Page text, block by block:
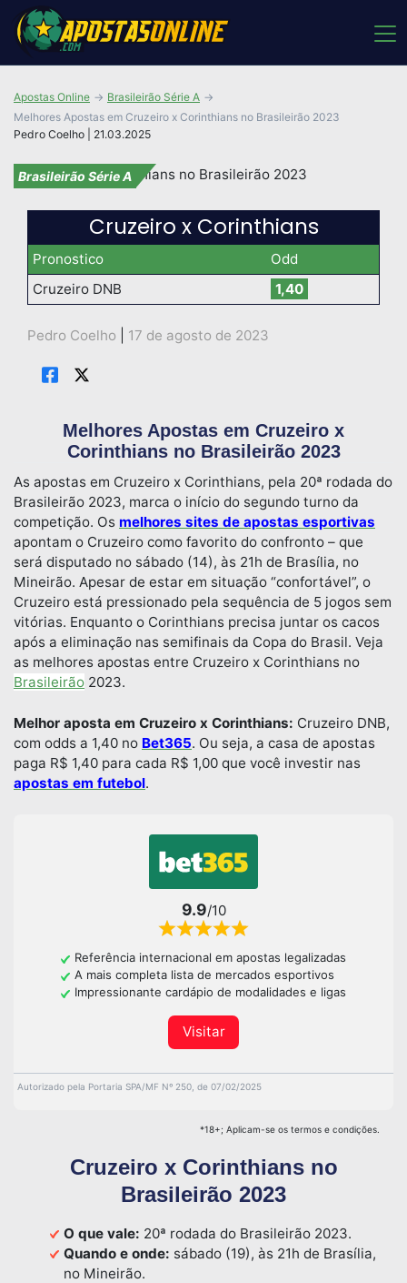
Pedro Coelho | 21.03.2025
Apostas Online
Brasileirão Série A
Melhores Apostas em Cruzeiro x Corinthians no Brasileirão 2023
Brasileirão Série A
Cruzeiro x Corinthians
Pronostico
Odd
Cruzeiro DNB
1,40
Pedro Coelho 17 de agosto de 2023
Melhores Apostas em Cruzeiro x
Corinthians no Brasileirão 2023
As apostas em Cruzeiro x Corinthians, pela 20ª rodada do
Brasileirão 2023, marca o início do segundo turno da
competição. Os melhores sites de apostas esportivas
apontam o Cruzeiro como favorito do confronto – que
será disputado no sábado (14), às 21h de Brasília, no
Mineirão. Apesar de estar em situação “confortável”, o
Cruzeiro está pressionado pela sequência de 5 jogos sem
vitórias. Enquanto o Corinthians precisa juntar os cacos
após a eliminação nas semifinais da Copa do Brasil. Veja
as melhores apostas entre Cruzeiro x Corinthians no
Brasileirão 2023.
Melhor aposta em Cruzeiro x Corinthians: Cruzeiro DNB,
com odds a 1,40 no Bet365. Ou seja, a casa de apostas
paga R$ 1,40 para cada R$ 1,00 que você investir nas
apostas em futebol.
9.9/10
Referência internacional em apostas legalizadas
A mais completa lista de mercados esportivos
Impressionante cardápio de modalidades e ligas
Visitar
Autorizado pela Portaria SPA/MF Nº 250, de 07/02/2025
*18+; Aplicam-se os termos e condições.
Cruzeiro x Corinthians no
Brasileirão 2023
O que vale: 20ª rodada do Brasileirão 2023.
Quando e onde: sábado (19), às 21h de Brasília,
no Mineirão.